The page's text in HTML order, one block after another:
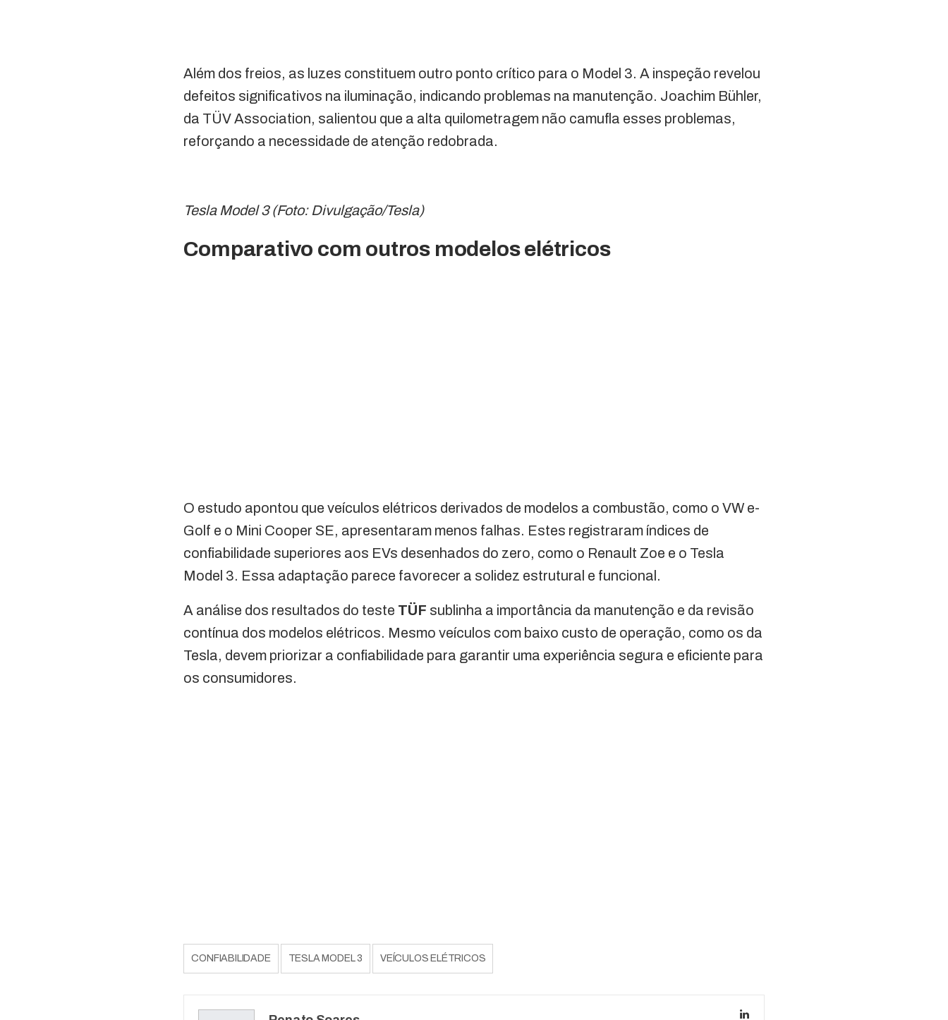
Além dos freios, as luzes constituem outro ponto crítico para o Model 3. A inspeção revelou
defeitos significativos na iluminação, indicando problemas na manutenção. Joachim Bühler,
da TÜV Association, salientou que a alta quilometragem não camufla esses problemas,
reforçando a necessidade de atenção redobrada.
Tesla Model 3 (Foto: Divulgação/Tesla)
Comparativo com outros modelos elétricos
O estudo apontou que veículos elétricos derivados de modelos a combustão, como o VW e-
Golf e o Mini Cooper SE, apresentaram menos falhas. Estes registraram índices de
confiabilidade superiores aos EVs desenhados do zero, como o Renault Zoe e o Tesla
Model 3. Essa adaptação parece favorecer a solidez estrutural e funcional.
A análise dos resultados do teste TÜF sublinha a importância da manutenção e da revisão
contínua dos modelos elétricos. Mesmo veículos com baixo custo de operação, como os da
Tesla, devem priorizar a confiabilidade para garantir uma experiência segura e eficiente para
os consumidores.
CONFIABILIDADE TESLA MODEL 3 VEÍCULOS ELÉTRICOS